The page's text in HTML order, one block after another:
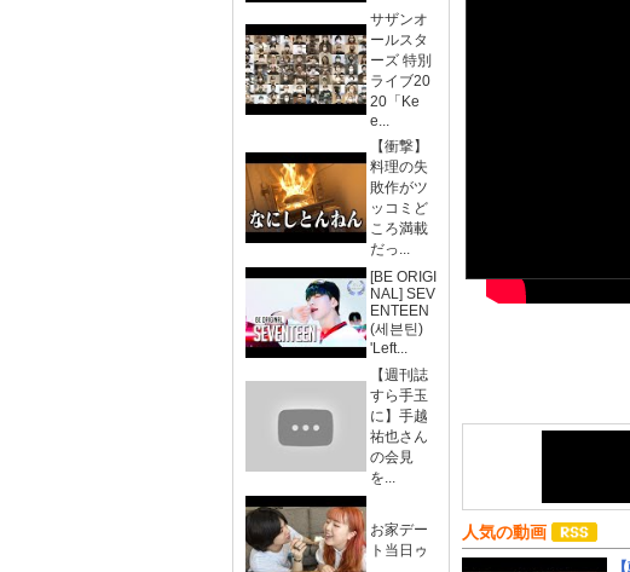
サザンオ
ールスタ
ーズ 特別
ライブ20
20「Ke
e...
【衝撃】
料理の失
敗作がツ
ッコミど
ころ満載
だっ...
[BE ORIGI
NAL] SEV
ENTEEN
(세븐틴)
'Left...
【週刊誌
すら手玉
に】手越
祐也さん
の会見
を...
お家デー
ト当日ゥ
人気の動画